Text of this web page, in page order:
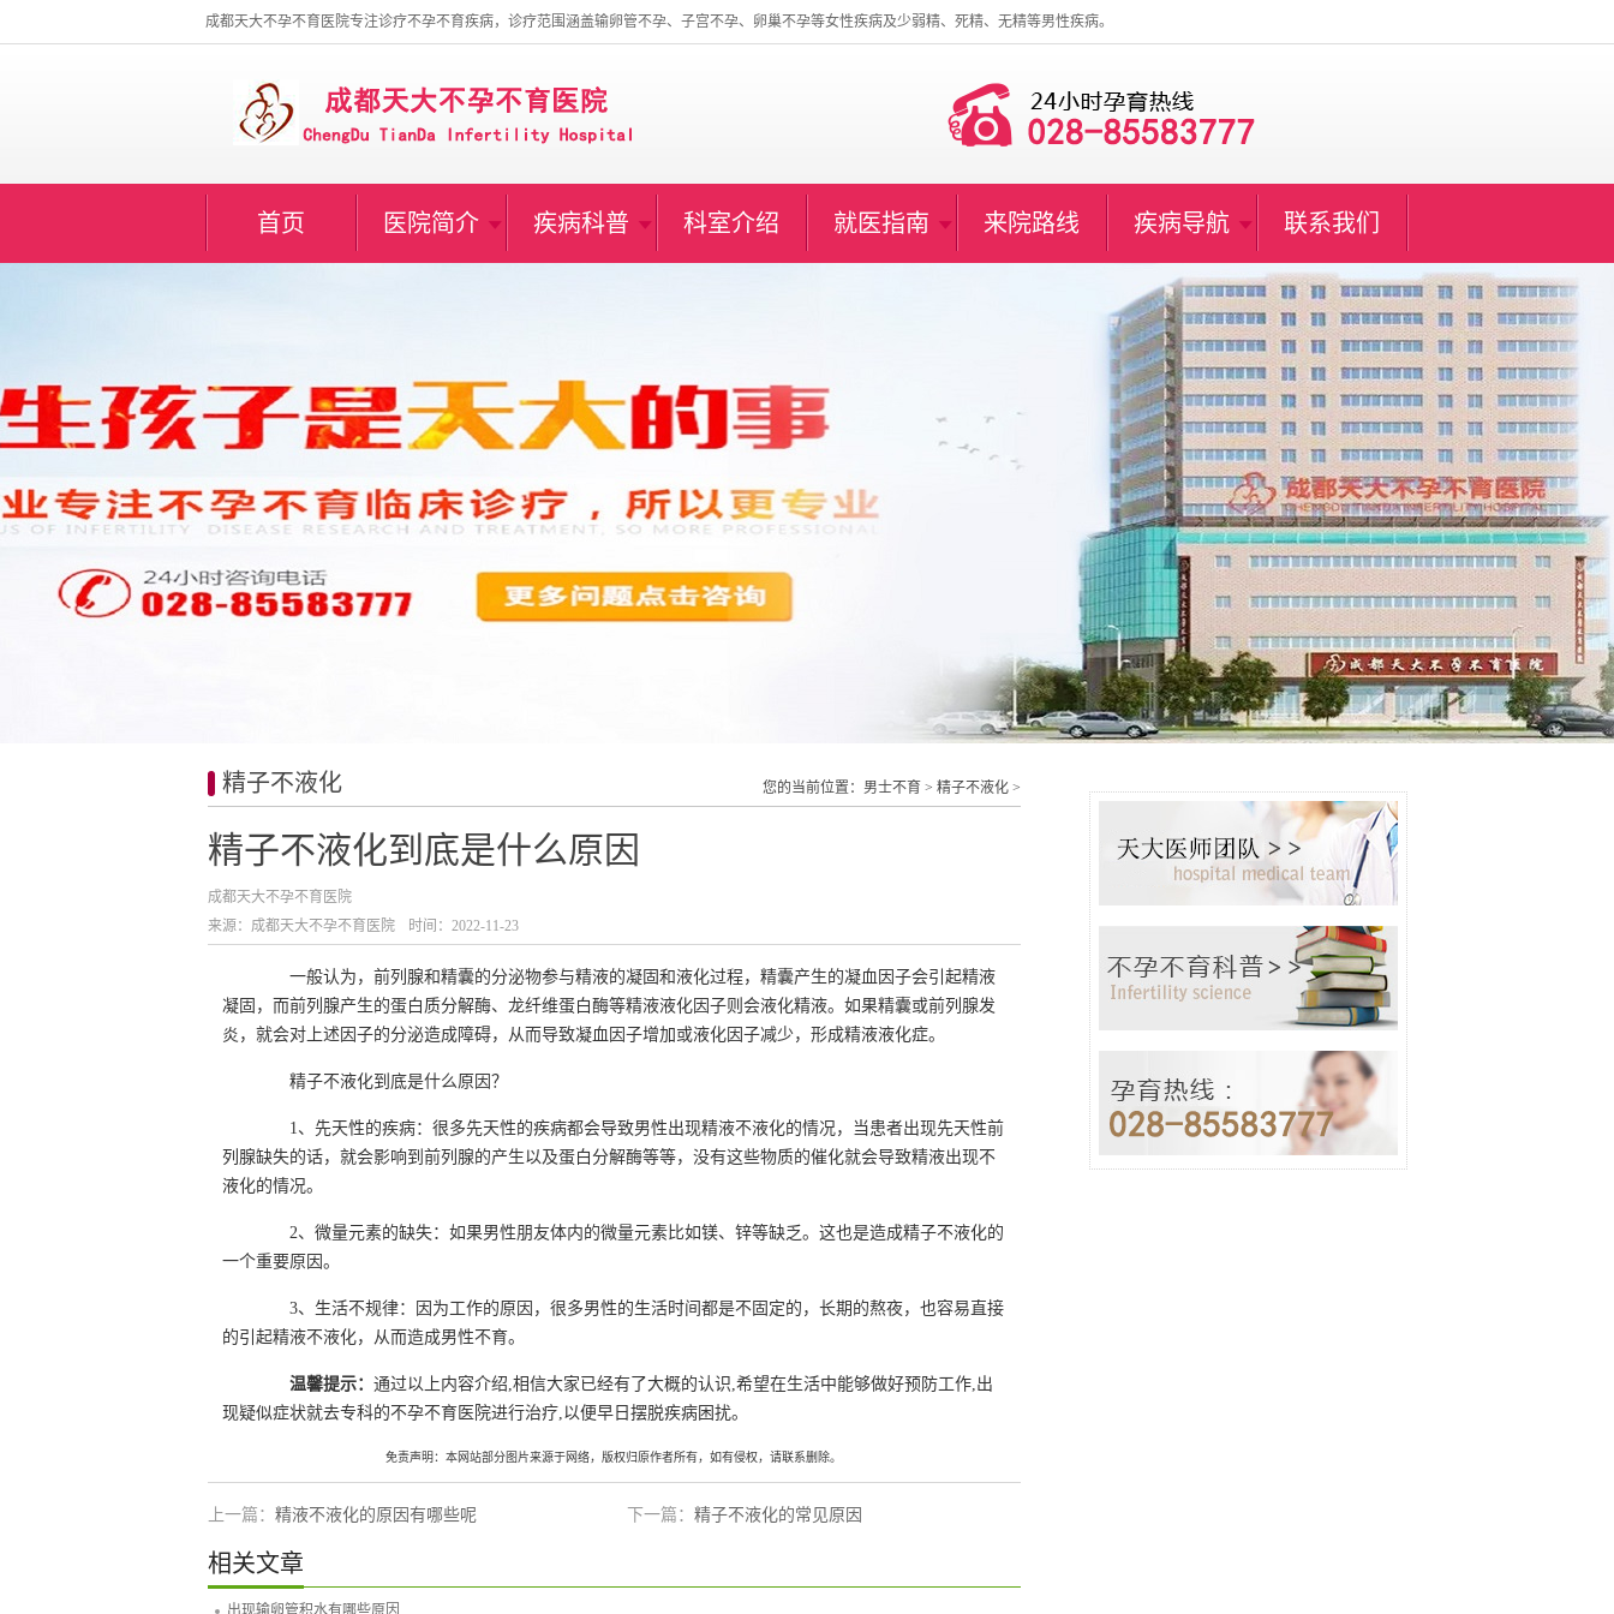
成都天大不孕不育医院专注诊疗不孕不育疾病，诊疗范围涵盖输卵管不孕、子宫不孕、卵巢不孕等女性疾病及少弱精、死精、无精等男性疾病。
首页 医院简介 疾病科普 科室介绍 就医指南 来院路线 疾病导航 联系我们
精子不液化 您的当前位置： 男士不育 > 精子不液化>
精子不液化到底是什么原因
成都天大不孕不育医院
来源：成都天大不孕不育医院
时间：2022-11-23
一般认为，前列腺和精囊的分泌物参与精液的凝固和液化过程，精囊产生的凝血因子会引起精液
凝固，而前列腺产生的蛋白质分解酶、龙纤维蛋白酶等精液液化因子则会液化精液。如果精囊或前列腺发
炎，就会对上述因子的分泌造成障碍，从而导致凝血因子增加或液化因子减少，形成精液液化症。
精子不液化到底是什么原因？
1、先天性的疾病：很多先天性的疾病都会导致男性出现精液不液化的情况，当患者出现先天性前
列腺缺失的话，就会影响到前列腺的产生以及蛋白分解酶等等，没有这些物质的催化就会导致精液出现不
液化的情况。
2、微量元素的缺失：如果男性朋友体内的微量元素比如镁、锌等缺乏。这也是造成精子不液化的
一个重要原因。
3、生活不规律：因为工作的原因，很多男性的生活时间都是不固定的，长期的熬夜，也容易直接
的引起精液不液化，从而造成男性不育。
温馨提示： 通过以上内容介绍,相信大家已经有了大概的认识,希望在生活中能够做好预防工作,出
现疑似症状就去专科的不孕不育医院进行治疗,以便早日摆脱疾病困扰。
免责声明：本网站部分图片来源于网络，版权归原作者所有，如有侵权，请联系删除。
上一篇： 精液不液化的原因有哪些呢 下一篇： 精子不液化的常见原因
相关文章
出现输卵管积水有哪些原因